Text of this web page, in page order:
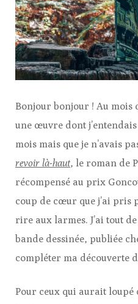
Bonjour bonjour ! Au mois
une œuvre dont
mois mais que je n’avais
revoir là-haut, le roman de
récompensé au prix
coup de cœur que j’ai pris
rire aux larmes. J’ai tout
bande dessinée, publiée
compléter ma découverte
Pour ceux qui aurait